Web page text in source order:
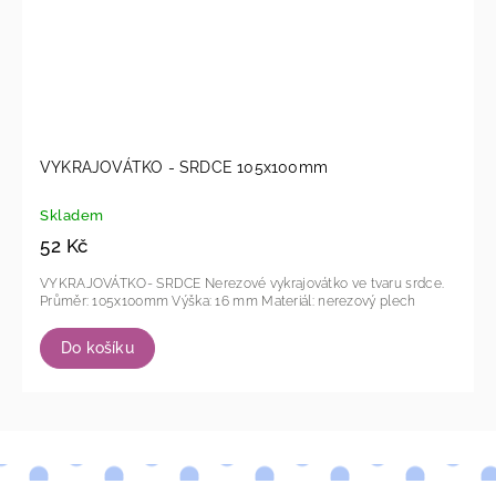
VYKRAJOVÁTKO - SRDCE 105x100mm
Skladem
52 Kč
Do košíku
VYKRAJOVÁTKO- SRDCE Nerezové vykrajovátko ve tvaru srdce.
Průměr: 105x100mm Výška: 16 mm Materiál: nerezový plech